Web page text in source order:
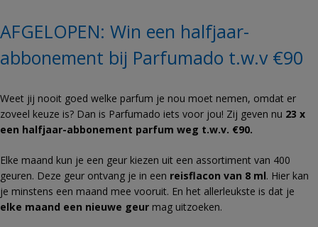
AFGELOPEN: Win een halfjaar-
abbonement bij Parfumado t.w.v €90
Weet jij nooit goed welke parfum je nou moet nemen, omdat er
zoveel keuze is? Dan is Parfumado iets voor jou! Zij geven nu 23 x
een halfjaar-abbonement parfum weg t.w.v. €90.
Elke maand kun je een geur kiezen uit een assortiment van 400
geuren. Deze geur ontvang je in een reisflacon van 8 ml. Hier kan
je minstens een maand mee vooruit. En het allerleukste is dat je
elke maand een nieuwe geur mag uitzoeken.